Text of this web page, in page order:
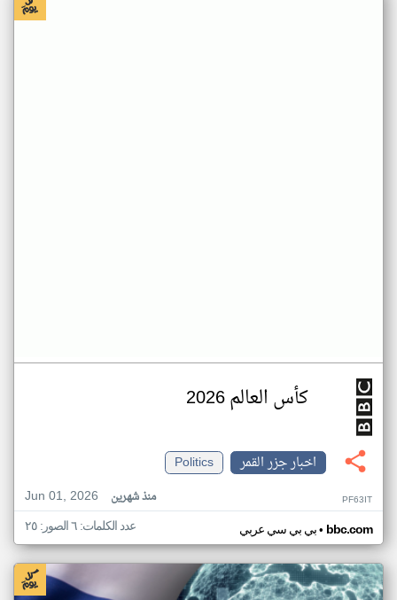
كأس العالم 2026
اخبار جزر القمر
Politics
Jun 01, 2026
منذ شهرين PF63IT
بي بي سي عربي• bbc.com عدد الكلمات: ٦ الصور: ٢٥